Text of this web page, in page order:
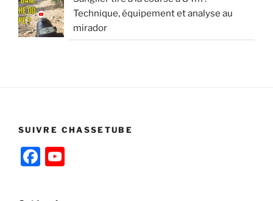
Technique, équipement et analyse au
mirador
SUIVRE CHASSETUBE
F
c